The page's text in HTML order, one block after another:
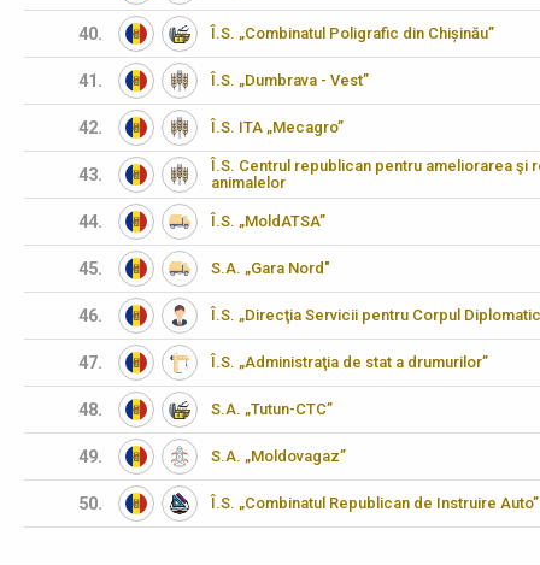
40. Î.S. „Combinatul Poligrafic din Chișinău”
41. Î.S. „Dumbrava - Vest”
42. Î.S. ITA „Mecagro”
43.
Î.S. Centrul republican pentru ameliorarea şi
animalelor
44. Î.S. „MoldATSA”
45. S.A. „Gara Nord"
46. Î.S. „Direcţia Servicii pentru Corpul
47. Î.S. „Administraţia de stat a drumurilor”
48. S.A. „Tutun-CTC”
49. S.A. „Moldovagaz”
50. Î.S. „Combinatul Republican de Instruire Auto”